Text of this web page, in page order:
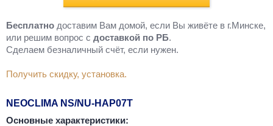
Бесплатно доставим Вам домой, если Вы живёте в г.Минске,
или решим вопрос с доставкой по РБ.
Cделаем безналичный счёт, если нужен.
Получить скидку, установка.
NEOCLIMA NS/NU-HAP07T
Основные характеристики: